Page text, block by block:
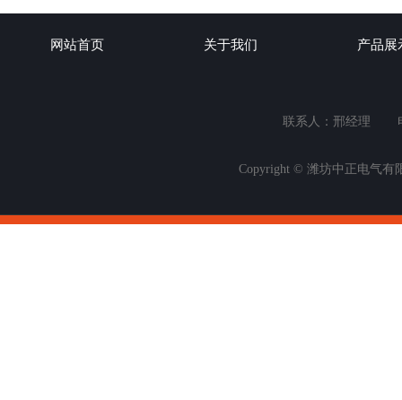
网站首页 关于我们 产品展
联系人：邢经理
Copyright © 潍坊中正电气有